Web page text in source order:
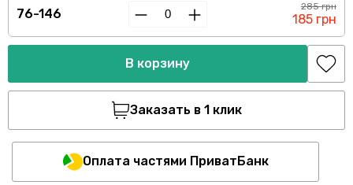
76-146 285 грн
185 грн
В корзину
Заказать в 1 клик
Оплата частями ПриватБанк